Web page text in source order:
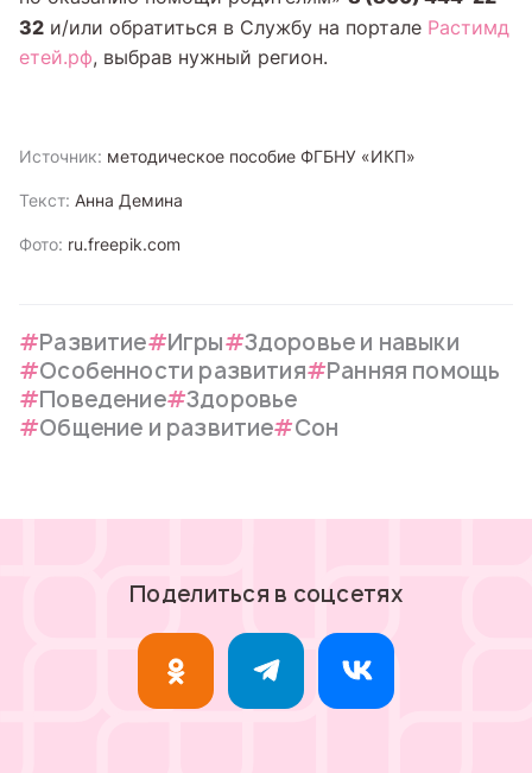
32 и/или обратиться в Службу на портале Растимд
етей.рф, выбрав нужный регион.
Источник: методическое пособие ФГБНУ «ИКП»
Текст: Анна Демина
Фото: ru.freepik.com
Развитие Игры
Здоровье и навыки
Особенности развития
Ранняя помощь
Поведение
Здоровье
Общение и развитие
Сон
Поделиться в соцсетях